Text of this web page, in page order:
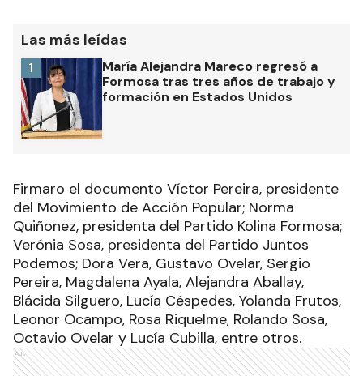
Las más leídas
María Alejandra Mareco regresó a
Formosa tras tres años de trabajo y
formación en Estados Unidos
1
Firmaro el documento Víctor Pereira, presidente
del Movimiento de Acción Popular; Norma
Quiñonez, presidenta del Partido Kolina Formosa;
Verónia Sosa, presidenta del Partido Juntos
Podemos; Dora Vera, Gustavo Ovelar, Sergio
Pereira, Magdalena Ayala, Alejandra Aballay,
Blácida Silguero, Lucía Céspedes, Yolanda Frutos,
Leonor Ocampo, Rosa Riquelme, Rolando Sosa,
Octavio Ovelar y Lucía Cubilla, entre otros.
Ads